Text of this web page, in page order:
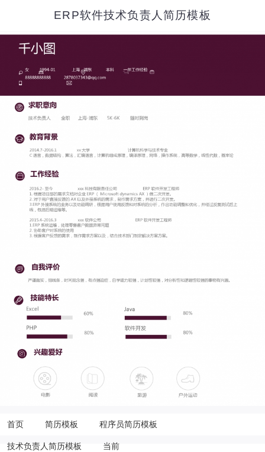
ERP软件技术负责人简历模板
首页 简历模板 程序员简历模板
技术负责人简历模板 当前